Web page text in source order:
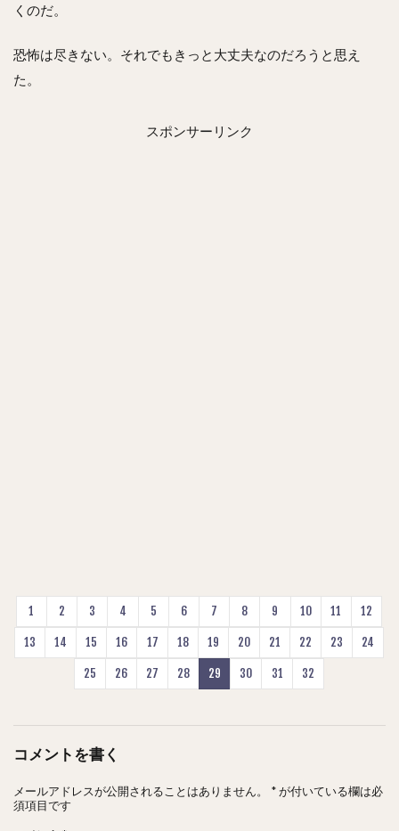
くのだ。
恐怖は尽きない。それでもきっと大丈夫なのだろうと思え
た。
スポンサーリンク
1 2 3 4 5 6 7 8 9 10 11 12
13 14 15 16 17 18 19 20 21 22 23 24
25 26 27 28 29 30 31 32
コメントを書く
メールアドレスが公開されることはありません。 *が付いている欄は必
須項目です